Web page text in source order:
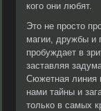
кого они любят.
Это не просто
магии, дружбы и
пробуждает в
заставляя
Сюжетная линия
нами тайны и
только в самых